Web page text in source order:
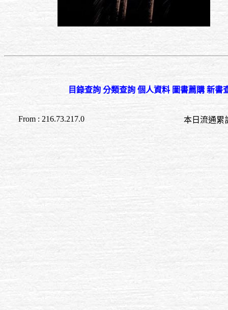
目錄查詢 分類查詢 個人資料 圖書薦購 新書
From : 216.73.217.0 本日流通累計